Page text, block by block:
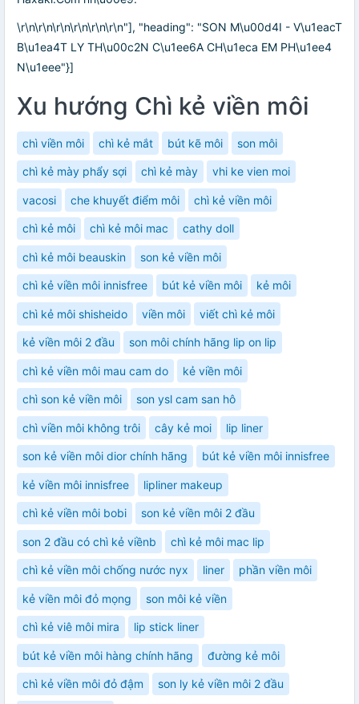
\r\n\r\n\r\n\r\n\r\n\r\n"], "heading": "SON M\u00d4I - V\u1eacT
B\u1ea4T LY TH\u00c2N C\u1ee6A CH\u1eca EM PH\u1ee4
N\u1eee"}]
Xu hướng Chì kẻ viền môi
chì viền môi chì kẻ mắt bút kẽ môi son môi
chì kẻ mày phẩy sợi chì kẻ mày vhi ke vien moi
vacosi che khuyết điểm môi chì kẻ viền môi
chì kẻ môi chì kẻ môi mac cathy doll
chì kẻ môi beauskin son kẻ viền môi
chì kẻ viền môi innisfree bút kẻ viền môi kẻ môi
chì kẻ môi shisheido viền môi viết chì kẻ môi
kẻ viền môi 2 đầu son môi chính hãng lip on lip
chì kẻ viền môi mau cam do kẻ viền môi
chì son kẻ viền môi son ysl cam san hô
chì viền môi không trôi cây kẻ moi lip liner
son kẻ viền môi dior chính hãng bút kẻ viền môi innisfree
kẻ viền môi innisfree lipliner makeup
chì kẻ viền môi bobi son kẻ viền môi 2 đầu
son 2 đầu có chì kẻ viềnb chì kẻ môi mac lip
chì kẻ viền môi chống nước nyx liner phần viền môi
kẻ viền môi đỏ mọng son môi kẻ viền
chì kẻ viê môi mira lip stick liner
bút kẻ viền môi hàng chính hãng đường kẻ môi
chì kẻ viền môi đỏ đậm son ly kẻ viền môi 2 đầu